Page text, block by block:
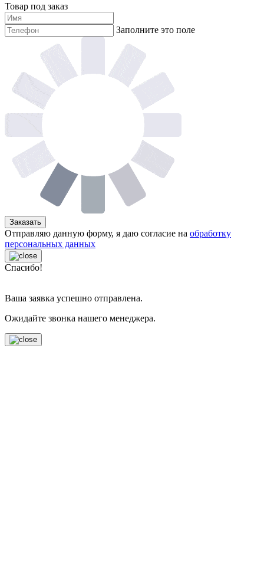
Товар под заказ
Заполните это поле
Заказать
Отправляю данную форму, я даю согласие на обработку
персональных данных
Спасибо!
Ваша заявка успешно отправлена.
Ожидайте звонка нашего менеджера.